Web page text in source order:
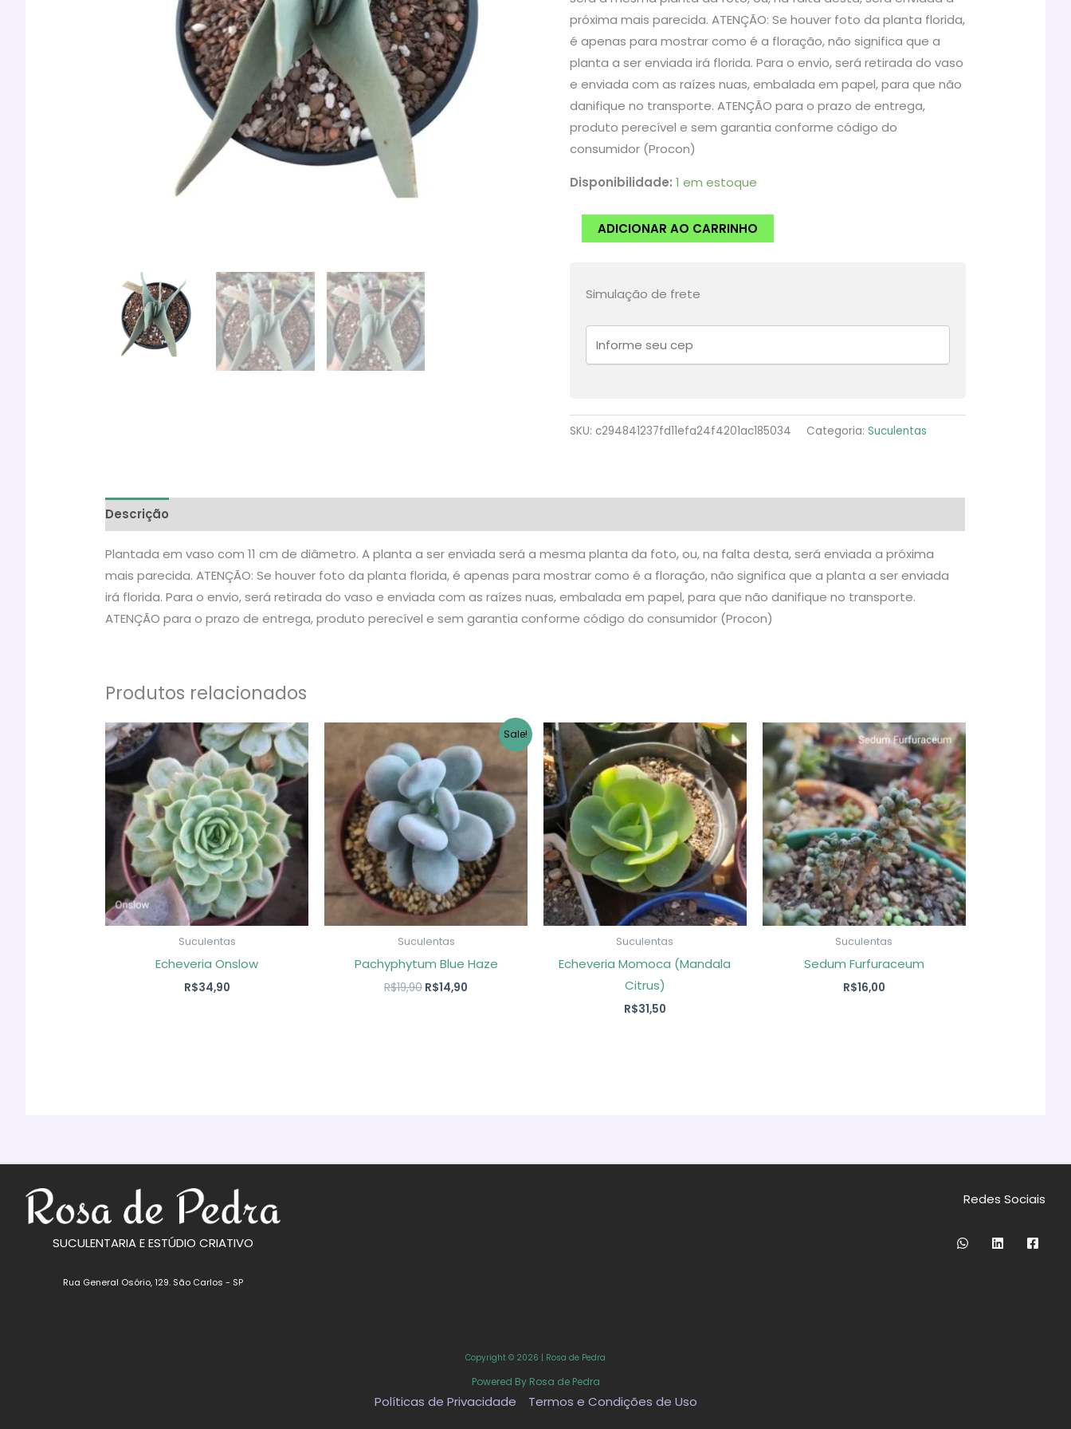
original
era:
R$32,90.
atual
é:
R$25,90.
próxima mais parecida. ATENÇÃO: Se houver foto da planta florida,
é apenas para mostrar como é a floração, não significa que a
planta a ser enviada irá florida. Para o envio, será retirada do vaso
e enviada com as raízes nuas, embalada em papel, para que não
danifique no transporte. ATENÇÃO para o prazo de entrega,
produto perecível e sem garantia conforme código do
consumidor (Procon)
Disponibilidade: 1 em estoque
Planta
Suculenta
folha
quantidade
ADICIONAR AO CARRINHO
Simulação de frete
SKU: c294841237fd11efa24f4201ac185034 Categoria:Suculentas
Descrição
Plantada em vaso com 11 cm de diâmetro. A planta a ser enviada será a mesma planta da foto, ou, na falta desta, será enviada a próxima
mais parecida. ATENÇÃO: Se houver foto da planta florida, é apenas para mostrar como é a floração, não significa que a planta a ser enviada
irá florida. Para o envio, será retirada do vaso e enviada com as raízes nuas, embalada em papel, para que não danifique no transporte.
ATENÇÃO para o prazo de entrega, produto perecível e sem garantia conforme código do consumidor (Procon)
Produtos relacionados
Suculentas
Echeveria Onslow
R$34,90
Sale!
Suculentas
Pachyphytum Blue Haze
R$19,90 O
R$14,90
Suculentas
Echeveria Momoca (Mandala
Citrus)
R$31,50
Suculentas
Sedum Furfuraceum
R$16,00
SUCULENTARIA E ESTÚDIO CRIATIVO
Rua General Osório, 129. São Carlos - SP
Redes Sociais
Copyright © 2026 | Rosa de Pedra
Powered By Rosa de Pedra
Políticas de Privacidade Termos e Condições de Uso